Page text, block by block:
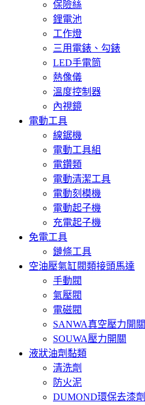
保險絲
鋰電池
工作燈
三用電錶、勾錶
LED手電筒
熱像儀
溫度控制器
內視鏡
電動工具
線鋸機
電動工具組
電鑽類
電動清潔工具
電動刻模機
電動起子機
充電起子機
免電工具
鏈條工具
空油壓氣缸閥類接頭馬達
手動閥
氣壓閥
電磁閥
SANWA真空壓力開關
SOUWA壓力開關
液狀油劑黏類
清洗劑
防火泥
DUMOND環保去漆劑